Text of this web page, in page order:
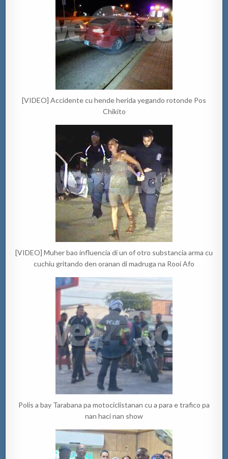
[VIDEO] Accidente cu hende herida yegando rotonde Pos
Chikito
[VIDEO] Muher bao influencia di un of otro substancia arma cu
cuchiu gritando den oranan di madruga na Rooi Afo
Polis a bay Tarabana pa motociclistanan cu a para e trafico pa
nan haci nan show